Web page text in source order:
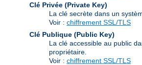
Clé Privée (Private Key)
La clé secrète dans un
Voir : chiffrement SSL/TLS
Clé Publique (Public Key)
La clé accessible au public
propriétaire.
Voir : chiffrement SSL/TLS